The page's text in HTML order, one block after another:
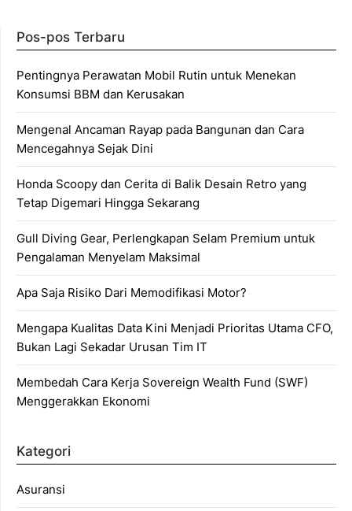
Pos-pos Terbaru
Pentingnya Perawatan Mobil Rutin untuk Menekan
Konsumsi BBM dan Kerusakan
Mengenal Ancaman Rayap pada Bangunan dan Cara
Mencegahnya Sejak Dini
Honda Scoopy dan Cerita di Balik Desain Retro yang
Tetap Digemari Hingga Sekarang
Gull Diving Gear, Perlengkapan Selam Premium untuk
Pengalaman Menyelam Maksimal
Apa Saja Risiko Dari Memodifikasi Motor?
Mengapa Kualitas Data Kini Menjadi Prioritas Utama CFO,
Bukan Lagi Sekadar Urusan Tim IT
Membedah Cara Kerja Sovereign Wealth Fund (SWF)
Menggerakkan Ekonomi
Kategori
Asuransi